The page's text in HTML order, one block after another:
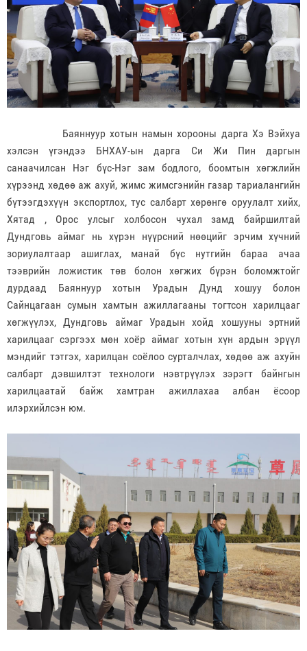
Баяннуур хотын намын хорооны дарга Хэ Вэйхуа
хэлсэн үгэндээ БНХАУ-ын дарга Си Жи Пин даргын
санаачилсан Нэг бүс-Нэг зам бодлого, боомтын хөгжлийн
хүрээнд хөдөө аж ахуй, жимс жимсгэнийн газар тариалангийн
бүтээгдэхүүн экспортлох, тус салбарт хөрөнгө оруулалт хийх,
Хятад , Орос улсыг холбосон чухал замд байршилтай
Дундговь аймаг нь хүрэн нүүрсний нөөцийг эрчим хүчний
зориулалтаар ашиглах, манай бүс нутгийн бараа ачаа
тээврийн ложистик төв болон хөгжих бүрэн боломжтойг
дурдаад Баяннуур хотын Урадын Дунд хошуу болон
Сайнцагаан сумын хамтын ажиллагааны тогтсон харилцааг
хөгжүүлэх, Дундговь аймаг Урадын хойд хошууны эртний
харилцааг сэргээх мөн хоёр аймаг хотын хүн ардын эрүүл
мэндийг тэтгэх, харилцан соёлоо сурталчлах, хөдөө аж ахуйн
салбарт дэвшилтэт технологи нэвтрүүлэх зэрэгт байнгын
харилцаатай байж хамтран ажиллахаа албан ёсоор
илэрхийлсэн юм.